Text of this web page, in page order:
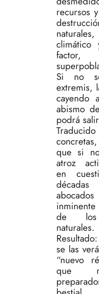
recursos
factor,
Si no
extremis,
cayendo
abismo
podrá
que si
atroz
en
de los
naturales.
se las
“nuevo
que